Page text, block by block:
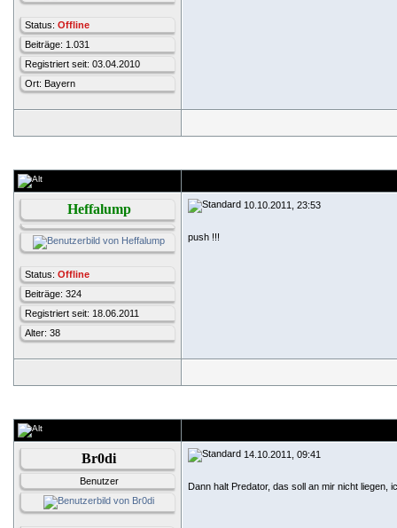
Status: Offline
Beiträge: 1.031
Registriert seit: 03.04.2010
Ort: Bayern
Heffalump
Status: Offline
Beiträge: 324
Registriert seit: 18.06.2011
Alter: 38
10.10.2011, 23:53
push !!!
Br0di
Benutzer
14.10.2011, 09:41
Dann halt Predator, das soll an mir nicht liegen,